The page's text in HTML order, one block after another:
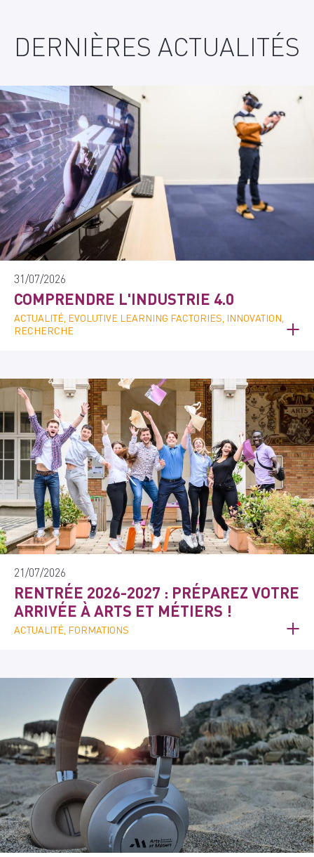
DERNIÈRES ACTUALITÉS
31/07/2026
COMPRENDRE L'INDUSTRIE 4.0
ACTUALITÉ, EVOLUTIVE LEARNING FACTORIES, INNOVATION,
RECHERCHE
21/07/2026
RENTRÉE 2026-2027 : PRÉPAREZ VOTRE
ARRIVÉE À ARTS ET MÉTIERS !
ACTUALITÉ, FORMATIONS